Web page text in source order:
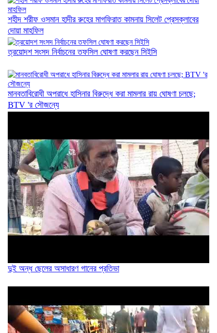
কিংসের কাঁধে ১২ নিষেধাজ্ঞার বোঝা
দাবি আদায় না হওয়া পর্যন্ত আন্দোলন চলবে:...
২৫ কোটি টাকার ৫ সেতুর কাজ অনিশ্চিত
জৈন্তাপুরে জলাবদ্ধতায় পানিবন্দী ১০০ পরিবার,...
শহীদ শরীফ ওসমান হাদীর রুহের মাগফিরাত কামনায় সিলেট প্রেসক্লাবের
দোয়া মাহফিল
ত্রয়োদশ সংসদ নির্বাচনের তফসিল ঘোষণা করছেন সিইসি
মানবতাবিরোধী অপরাধে হাসিনার বিরুদ্ধে করা মামলার রায় ঘোষণা চলছে;
BTV 'র সৌজন্যে
দুই অন্ধ ছেলের অসাধারণ গানের প্রতিভা